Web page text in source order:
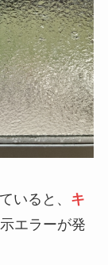
いると、 キ
エラーが発